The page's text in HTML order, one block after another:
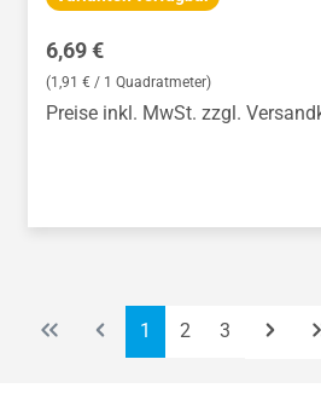
Regulärer Preis:
6,69 €
(1,91 € / 1 Quadratmeter)
Preise inkl. MwSt. zzgl.
Seite
1 Seite
2 Seite
3